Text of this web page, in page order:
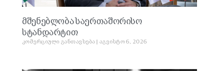
მშენებლობა საერთაშორისო
სტანდარტით
კომერციული განთავსება აგვისტო 6, 2026